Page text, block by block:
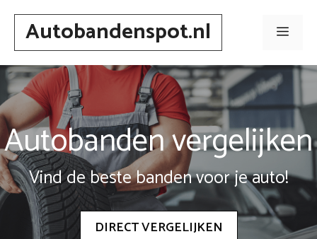
Spring
inhoudAutobandenspot.nl Menu
Autobanden vergelijken
Vind de beste banden voor je auto!
DIRECT VERGELIJKEN